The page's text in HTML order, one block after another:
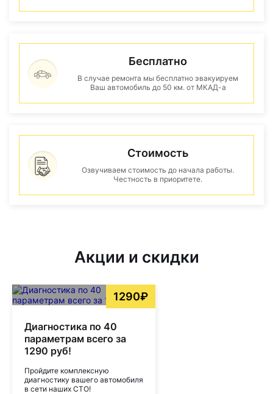
Бесплатно
В случае ремонта мы бесплатно эвакуируем
Ваш автомобиль до 50 км. от МКАД-а
Стоимость
Озвучиваем стоимость до начала работы.
Честность в приоритете.
Акции и скидки
1290₽
Диагностика по 40
параметрам всего за
1290 руб!
Пройдите комплексную
диагностику вашего автомобиля
в сети наших СТО!